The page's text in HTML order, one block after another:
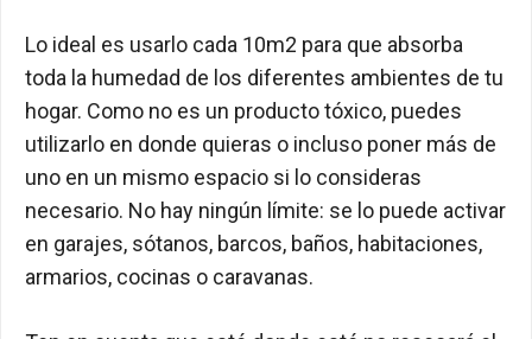
Lo ideal es usarlo cada 10m2 para que absorba
toda la humedad de los diferentes ambientes de tu
hogar. Como no es un producto tóxico, puedes
utilizarlo en donde quieras o incluso poner más de
uno en un mismo espacio si lo consideras
necesario. No hay ningún límite: se lo puede activar
en garajes, sótanos, barcos, baños, habitaciones,
armarios, cocinas o caravanas.